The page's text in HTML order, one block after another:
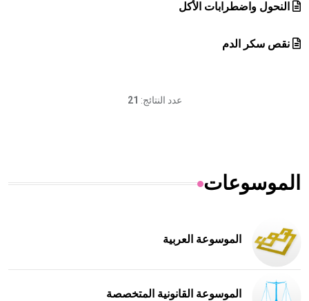
النحول واضطرابات الأكل
نقص سكر الدم
عدد النتائج: 21
الموسوعات
الموسوعة العربية
الموسوعة القانونية المتخصصة